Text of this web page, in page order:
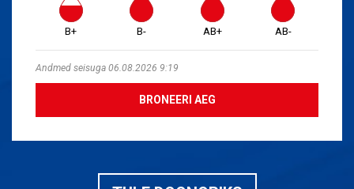
B+ B- AB+ AB-
Andmed seisuga 06.08.2026 9:19
BRONEERI AEG